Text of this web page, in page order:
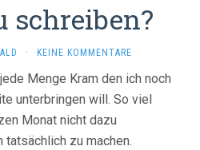
schreiben?
· KEINE KOMMENTARE
Menge Kram den ich noch
unterbringen will. So viel
Monat nicht dazu
tatsächlich zu machen.